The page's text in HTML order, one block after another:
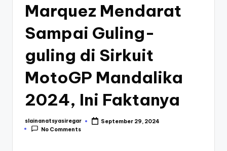
Marquez Mendarat
Sampai Guling-
guling di Sirkuit
MotoGP Mandalika
2024, Ini Faktanya
Posted
by
slainanatsyasiregar
September 29, 2024
No Comments